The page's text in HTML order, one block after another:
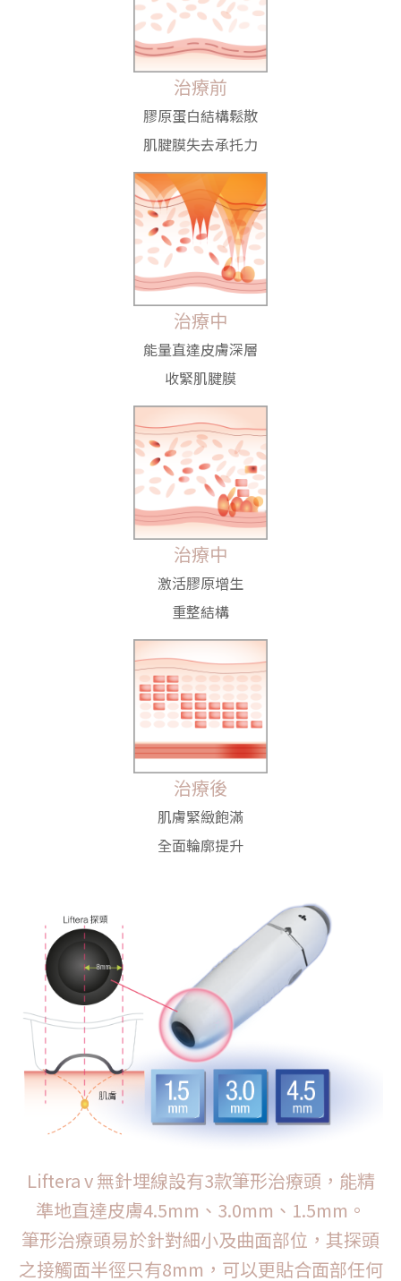
治療前
膠原蛋白結構鬆散
肌腱膜失去承托力
治療中
能量直達皮膚深層
收緊肌腱膜
治療中
激活膠原增生
重整結構
治療後
肌膚緊緻飽滿
全面輪廓提升
Liftera v 無針埋線設有3款筆形治療頭， 能精
準地直達皮膚4.5mm、3.0mm、1.5mm。
筆形治療頭易於針對細小及曲面部位，其探頭
之接觸面半徑只有8mm，可以更貼合面部任何